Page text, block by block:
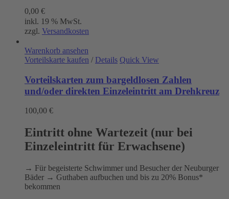
0,00 €
inkl. 19 % MwSt.
zzgl. Versandkosten
Warenkorb ansehen
Vorteilskarte kaufen / Details Quick View
Vorteilskarten zum bargeldlosen Zahlen
und/oder direkten Einzeleintritt am Drehkreuz
100,00 €
Eintritt ohne Wartezeit (nur bei
Einzeleintritt für Erwachsene)
→ Für begeisterte Schwimmer und Besucher der Neuburger
Bäder → Guthaben aufbuchen und bis zu 20% Bonus*
bekommen